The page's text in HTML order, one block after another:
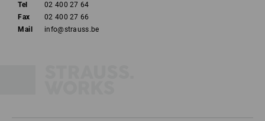
Tel
02 400 27 64
Fax
02 400 27 66
Mail
info@strauss.be